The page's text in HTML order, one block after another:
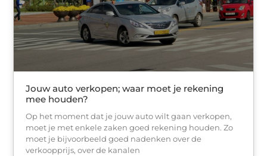
Jouw auto verkopen; waar moet je rekening
mee houden?
Op het moment dat je jouw auto wilt gaan verkopen,
moet je met enkele zaken goed rekening houden. Zo
moet je bijvoorbeeld goed nadenken over de
verkoopprijs, over de kanalen